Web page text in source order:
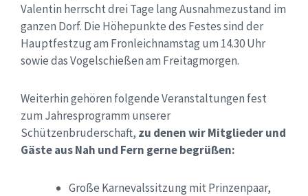
Valentin herrscht drei Tage lang Ausnahmezustand im
ganzen Dorf. Die Höhepunkte des Festes sind der
Hauptfestzug am Fronleichnamstag um 14.30 Uhr
sowie das Vogelschießen am Freitagmorgen.
Weiterhin gehören folgende Veranstaltungen fest
zum Jahresprogramm unserer
Schützenbruderschaft, zu denen wir Mitglieder und
Gäste aus Nah und Fern gerne begrüßen:
Große Karnevalssitzung mit Prinzenpaar,